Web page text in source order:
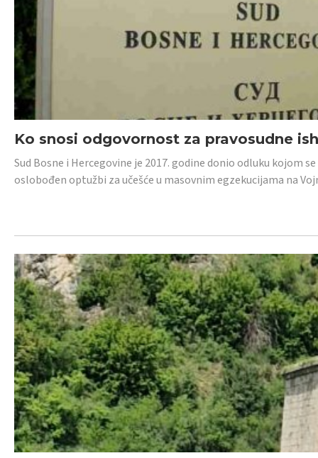
Ko snosi odgovornost za pravosudne
Sud Bosne i Hercegovine je 2017. godine donio odluku kojom
oslobođen optužbi za učešće u masovnim egzekucijama na